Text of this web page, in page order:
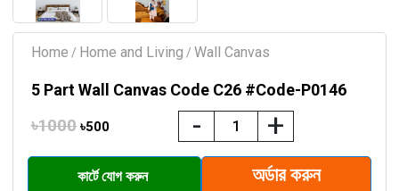
Home / Home and Living / Wall Canvas
5 Part Wall Canvas Code C26 #Code-P0146
৳1000৳500 - +